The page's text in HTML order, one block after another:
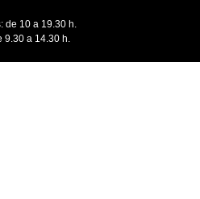
de 10 a 19.30 h.
9.30 a 14.30 h.